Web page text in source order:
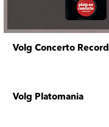
Volg Concerto
Volg Platomania